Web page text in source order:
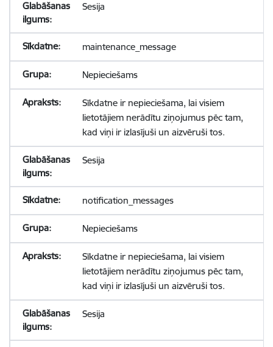
Sesija
maintenance_message
Nepieciešams
Sīkdatne ir nepieciešama, lai visiem
lietotājiem nerādītu ziņojumus pēc tam,
kad viņi ir izlasījuši un aizvēruši tos.
Sesija
notification_messages
Nepieciešams
Sīkdatne ir nepieciešama, lai visiem
lietotājiem nerādītu ziņojumus pēc tam,
kad viņi ir izlasījuši un aizvēruši tos.
Sesija